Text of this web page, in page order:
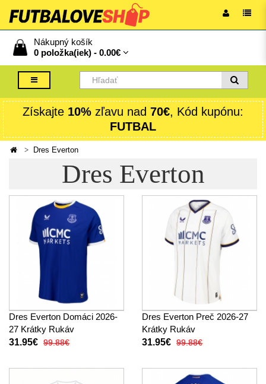
Nákupný košík
0 položka(iek) - 0.00€
Získajte 10% zľavu nad 70€, Kód kupónu:
FUTBAL
Dres Everton
Dres Everton
Dres Everton Domáci 2026-
27 Krátky Rukáv
31.95€ 99.88€
Dres Everton Preč 2026-27
Krátky Rukáv
31.95€ 99.88€